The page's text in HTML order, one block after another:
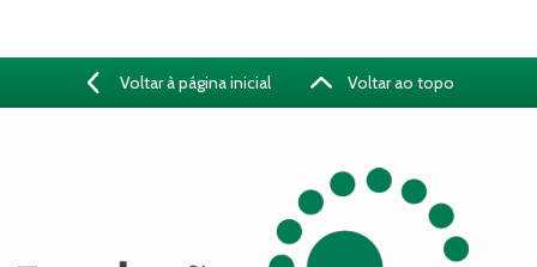
Voltar à página inicial Voltar ao topo